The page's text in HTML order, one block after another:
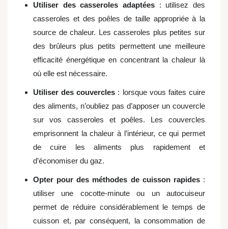
Utiliser des casseroles adaptées : utilisez des
casseroles et des poêles de taille appropriée à la
source de chaleur. Les casseroles plus petites sur
des brûleurs plus petits permettent une meilleure
efficacité énergétique en concentrant la chaleur là
où elle est nécessaire.
Utiliser des couvercles : lorsque vous faites cuire
des aliments, n’oubliez pas d’apposer un couvercle
sur vos casseroles et poêles. Les couvercles
emprisonnent la chaleur à l’intérieur, ce qui permet
de cuire les aliments plus rapidement et
d’économiser du gaz.
Opter pour des méthodes de cuisson rapides:
utiliser une cocotte-minute ou un autocuiseur
permet de réduire considérablement le temps de
cuisson et, par conséquent, la consommation de